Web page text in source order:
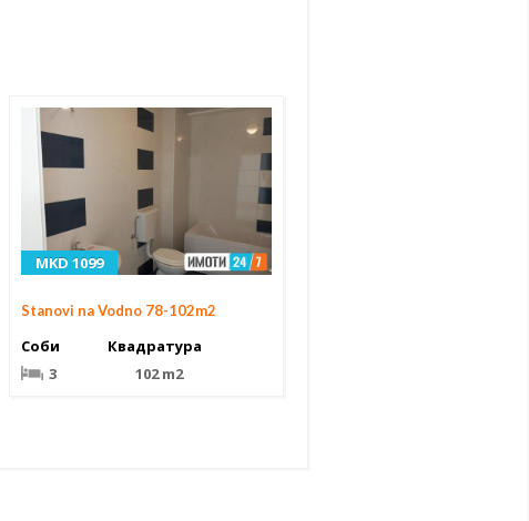
MKD 1099
Stanovi na Vodno 78-102m2
Соби
3
Квадратура
102 m2